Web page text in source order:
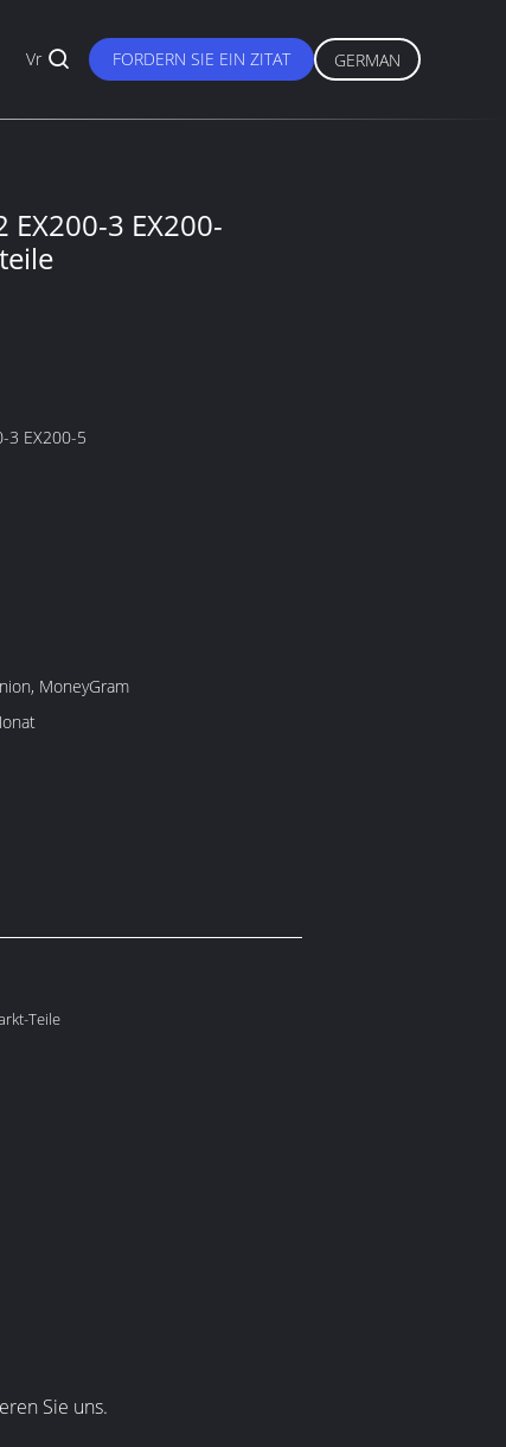
Vr FORDERN SIE EIN ZITAT GERMAN
3 EX200-
3 EX200-5
MoneyGram
Teile
Sie uns.